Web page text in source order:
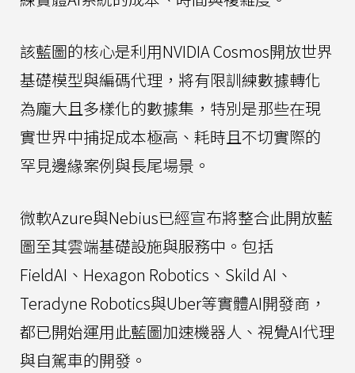
該藍圖的核心是利用NVIDIA Cosmos開放世界
基礎模型與編碼代理，將有限訓練數據轉化
為龐大且多樣化的數據集，特別是那些在現
實世界中捕捉成本極高、耗時且不切實際的
罕見邊緣案例與長尾場景。
微軟Azure與Nebius已經宣布將整合此開放藍
圖至其雲端基礎設施與服務中。包括
FieldAI、Hexagon Robotics、Skild AI、
Teradyne Robotics與Uber等實體AI開發商，
都已開始運用此藍圖加速機器人、視覺AI代理
與自駕車的開發。